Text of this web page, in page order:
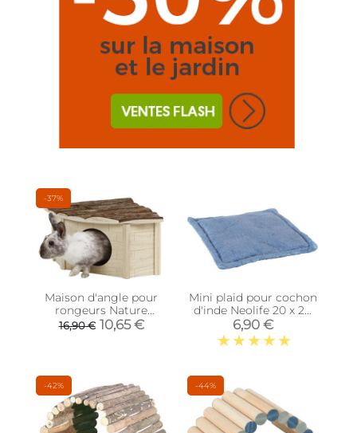
-37%
Maison d'angle pour
rongeurs Nature
(25x20x17 cm)
16,90 € 10,65 €
Mini plaid pour cochon
d'inde Neolife 20 x 20
cm
6,90 €
-42% -44%